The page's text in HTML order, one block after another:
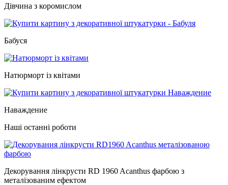
Дівчина з коромислом
Бабуся
Натюрморт із квітами
Наваждение
Наші останні роботи
Декорування лінкрусти RD 1960 Acanthus фарбою з
металізованим ефектом